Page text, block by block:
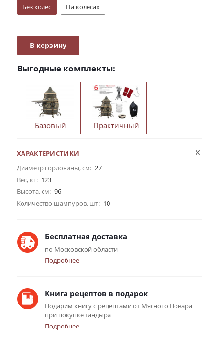
Без колёс
На колёсах
В корзину
Выгодные комплекты:
Базовый Практичный
ХАРАКТЕРИСТИКИ
Диаметр горловины, см: 27
Вес, кг: 123
Высота, см: 96
Количество шампуров, шт: 10
Бесплатная доставка
по Московской области
Подробнее
Книга рецептов в подарок
Подарим книгу с рецептами от Мясного Повара
при покупке тандыра
Подробнее